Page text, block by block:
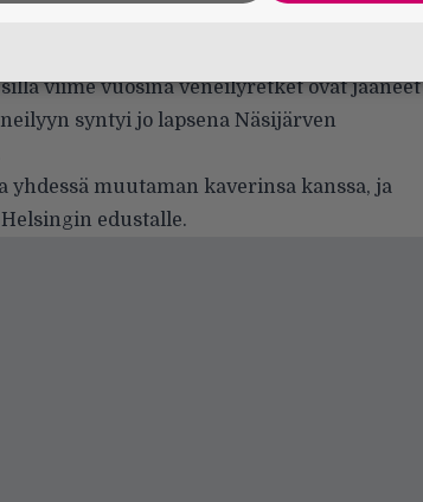
irrottaa veneen köysiä laiturista.
ulkona pärjää ilman talvitakkia.
viime vuosina veneilyretket ovat jääneet
syntyi jo lapsena Näsijärven
yhdessä muutaman kaverinsa kanssa, ja
edustalle.